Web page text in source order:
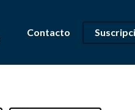
Contacto